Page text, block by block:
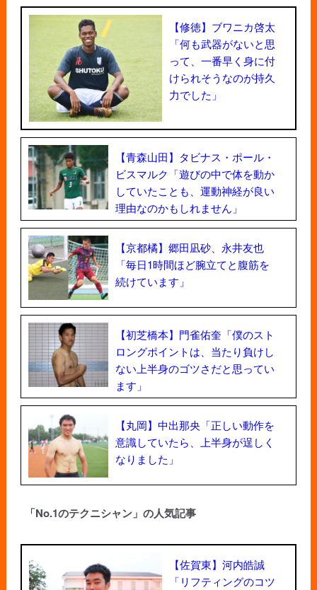
【修徳】ブワニカ啓太
「何も武器がないと思
って、一番早く身に付
けられそうなのが持久
力でした」
【青森山田】タビナス・ポール・
ビスマルク「遊びの中で体を動か
していたことも、運動神経が良い
理由なのかもしれません」
【京都橘】郷田凪砂、永井友也
「毎日1時間ほど腕立てと腹筋を
続けています」
【初芝橋本】門雀佑奎「僕のスト
ロングポイントは、当たり負けし
ない上半身のゴツさだと思ってい
ます」
【丸岡】中出那央「正しい動作を
意識していたら、上半身が逞しく
なりました」
「No.1のテクニシャン」の人気記事
【佐賀東】河内皓誠
「リフティングのコツ